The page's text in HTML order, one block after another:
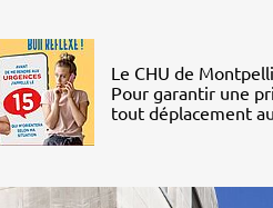
Le CHU de
Pour garantir une
tout déplacement